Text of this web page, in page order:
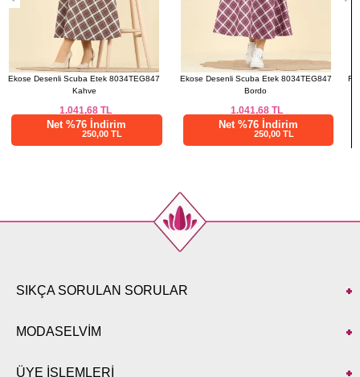
Ekose Desenli Scuba Etek 8034TEG847
Bordo
1.041,68TL
Net %76 İndirim
250,00 TL
Ribana Detay Armalı Tunik 708PM271 Açık
Bordo
958,34TL
Net %76 İndirim
230,00 TL
SIKÇA SORULAN SORULAR
MODASELVİM
ÜYE İŞLEMLERİ